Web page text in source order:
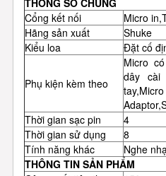
THÔNG SỐ CHUNG
Cổng kết nối
Micro
Hãng sản xuất
Shuke
Kiểu loa
Đặt cố
Phụ kiện kèm theo
Micro
dây cài
Thời gian sạc pin
4
Thời gian sử dụng
8
Tính năng khác
Nghe
THÔNG TIN SẢN PHẨM